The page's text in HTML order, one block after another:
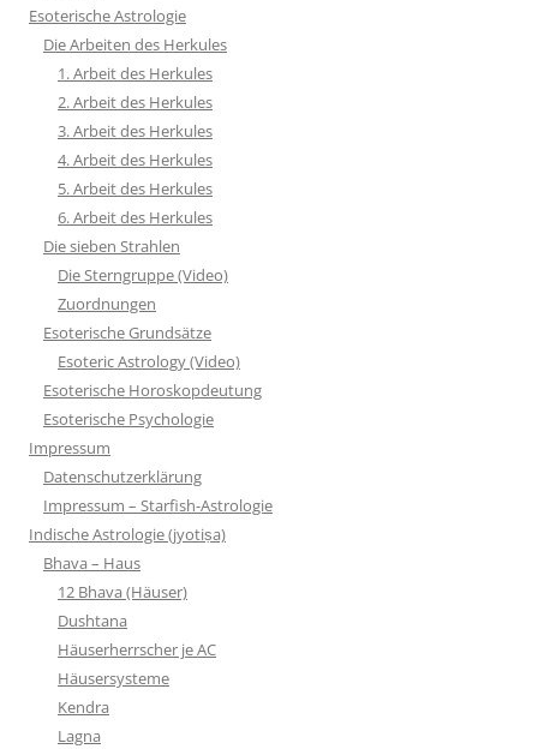
Esoterische Astrologie
Die Arbeiten des Herkules
1. Arbeit des Herkules
2. Arbeit des Herkules
3. Arbeit des Herkules
4. Arbeit des Herkules
5. Arbeit des Herkules
6. Arbeit des Herkules
Die sieben Strahlen
Die Sterngruppe (Video)
Zuordnungen
Esoterische Grundsätze
Esoteric Astrology (Video)
Esoterische Horoskopdeutung
Esoterische Psychologie
Impressum
Datenschutzerklärung
Impressum – Starfish-Astrologie
Indische Astrologie (jyotiṣa)
Bhava – Haus
12 Bhava (Häuser)
Dushtana
Häuserherrscher je AC
Häusersysteme
Kendra
Lagna